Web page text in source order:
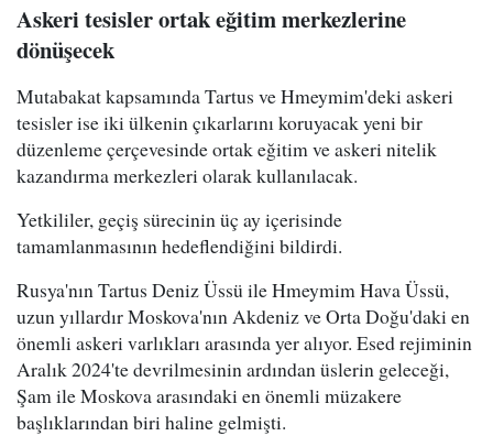
Askeri tesisler ortak eğitim merkezlerine
dönüşecek
Mutabakat kapsamında Tartus ve Hmeymim'deki askeri
tesisler ise iki ülkenin çıkarlarını koruyacak yeni bir
düzenleme çerçevesinde ortak eğitim ve askeri nitelik
kazandırma merkezleri olarak kullanılacak.
Yetkililer, geçiş sürecinin üç ay içerisinde
tamamlanmasının hedeflendiğini bildirdi.
Rusya'nın Tartus Deniz Üssü ile Hmeymim Hava Üssü,
uzun yıllardır Moskova'nın Akdeniz ve Orta Doğu'daki en
önemli askeri varlıkları arasında yer alıyor. Esed rejiminin
Aralık 2024'te devrilmesinin ardından üslerin geleceği,
Şam ile Moskova arasındaki en önemli müzakere
başlıklarından biri haline gelmişti.